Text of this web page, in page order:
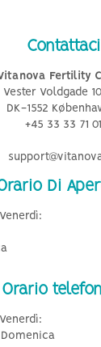
Contattaci
Fertility
Vester Voldgade
DK-1552
+45 33 33 71 01
Di
Orario